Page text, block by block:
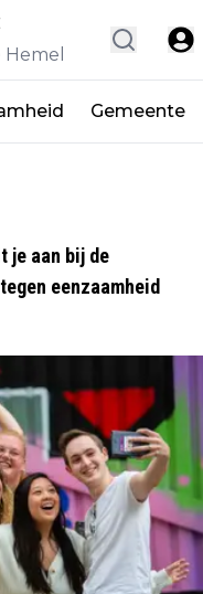
Gemeente
je aan bij de
eenzaamheid